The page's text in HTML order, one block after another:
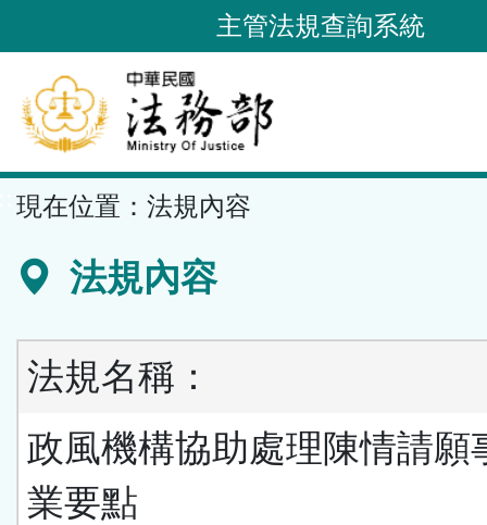
到
要
內
容
區
主管法規查詢系統
現在位置： 法規內容
法規內容
法規名稱：
政風機構協助處理陳情請願
業要點